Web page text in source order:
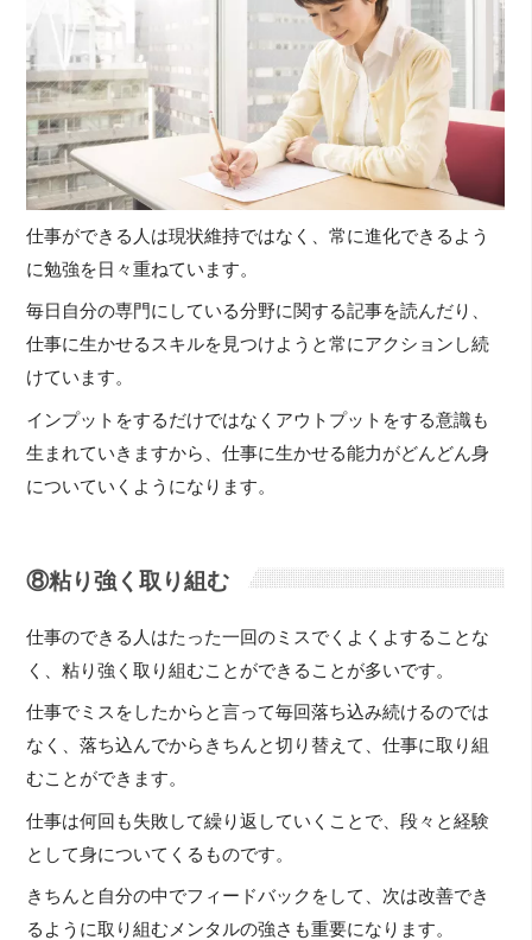
仕事ができる人は現状維持ではなく、常に進化できるよう
に勉強を日々重ねています。
毎日自分の専門にしている分野に関する記事を読んだり、
仕事に生かせるスキルを見つけようと常にアクションし続
けています。
インプットをするだけではなくアウトプットをする意識も
生まれていきますから、仕事に生かせる能力がどんどん身
についていくようになります。
⑧粘り強く取り組む
仕事のできる人はたった一回のミスでくよくよすることな
く、粘り強く取り組むことができることが多いです。
仕事でミスをしたからと言って毎回落ち込み続けるのでは
なく、落ち込んでからきちんと切り替えて、仕事に取り組
むことができます。
仕事は何回も失敗して繰り返していくことで、段々と経験
として身についてくるものです。
きちんと自分の中でフィードバックをして、次は改善でき
るように取り組むメンタルの強さも重要になります。